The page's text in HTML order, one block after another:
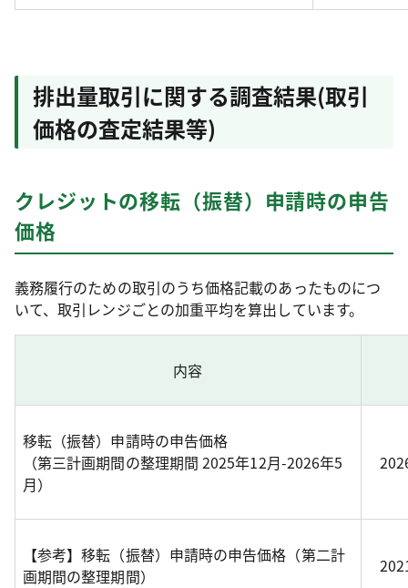
排出量取引に関する調査結果(取引
価格の査定結果等)
クレジットの移転（振替）申請時の申告
価格
義務履行のための取引のうち価格記載のあったものにつ
いて、取引レンジごとの加重平均を算出しています。
内容
移転（振替）申請時の申告価格
（第三計画期間の整理期間 2025年12月-2026年5
月）
【参考】移転（振替）申請時の申告価格（第二計
画期間の整理期間）